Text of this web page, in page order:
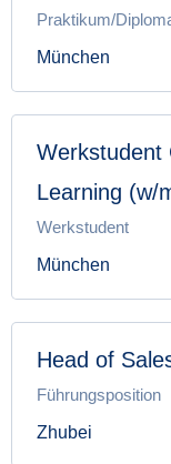
Praktikum/
München
Werkstudent
Learning (w/
Werkstudent
München
Head of
Führungsposition
Zhubei